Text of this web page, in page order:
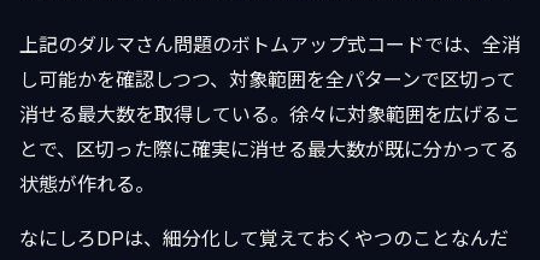
上記のダルマさん問題のボトムアップ式コードでは、全消
し可能かを確認しつつ、対象範囲を全パターンで区切って
消せる最大数を取得している。徐々に対象範囲を広げるこ
とで、区切った際に確実に消せる最大数が既に分かってる
状態が作れる。
なにしろDPは、細分化して覚えておくやつのことなんだ